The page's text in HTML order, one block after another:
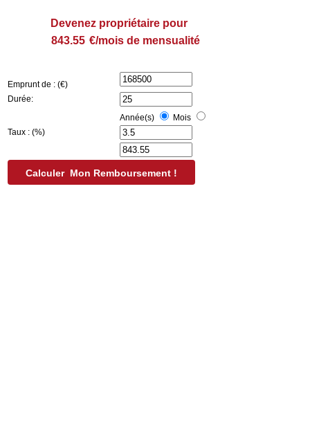
Devenez propriétaire pour
€/mois de mensualité
Emprunt de : (€)
Durée:
Année(s)
Mois
Taux : (%)